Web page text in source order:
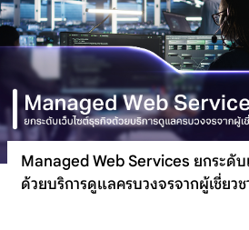
Managed Web Services ยกระดับ
ด้วยบริการดูแลครบวงจรจากผู้เชี่ยว